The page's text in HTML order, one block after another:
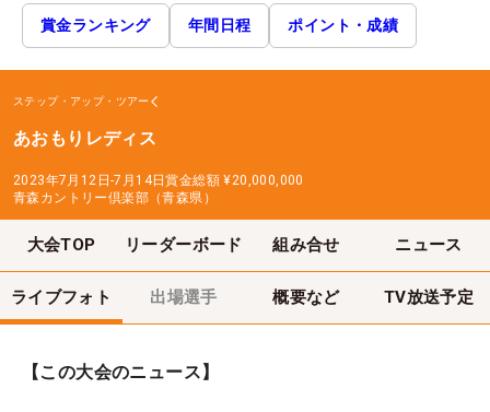
賞金ランキング 年間日程 ポイント・成績
ステップ・アップ・ツアー
あおもりレディス
2023年7月12日-7月14日賞金総額 ¥20,000,000
青森カントリー倶楽部（青森県）
大会TOP リーダーボード 組み合せ ニュース
ライブフォト 出場選手 概要など TV放送予定
【この大会のニュース】